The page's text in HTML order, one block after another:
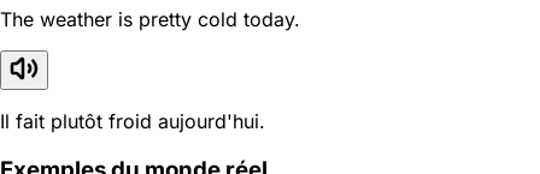
The weather is pretty cold today.
Il fait plutôt froid aujourd'hui.